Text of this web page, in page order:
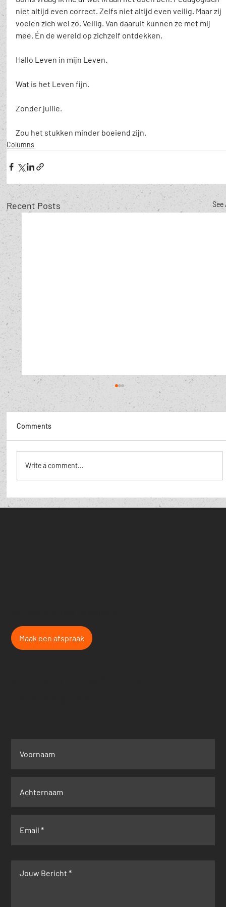
niet altijd even correct. Zelfs niet altijd even veilig. Maar zij
voelen zich wel zo. Veilig. Van daaruit kunnen ze met mij
mee. Én de wereld op zichzelf ontdekken.
Hallo Leven in mijn Leven.
Wat is het Leven fijn.
Zonder jullie.
Zou het stukken minder boeiend zijn.
Columns
Recent Posts See
De Poolse hoer,
Comments
Write a comment...
Maak een afspraak